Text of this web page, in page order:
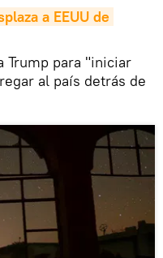
a EEUU de
Trump para "iniciar
al país detrás de